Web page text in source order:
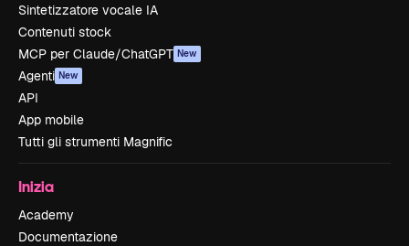
Sintetizzatore vocale IA
Contenuti stock
MCP per Claude/ChatGPT New
Agenti New
API
App mobile
Tutti gli strumenti Magnific
Inizia
Academy
Documentazione